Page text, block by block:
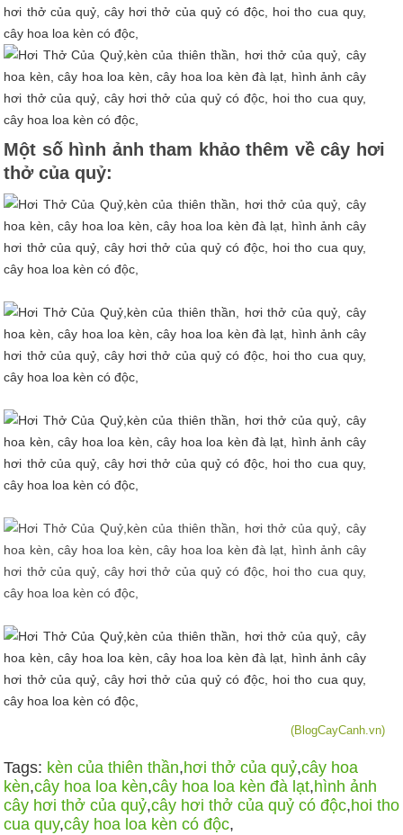
Một số hình ảnh tham khảo thêm về cây hơi
thở của quỷ:
(BlogCayCanh.vn)
Tags: kèn của thiên thần,hơi thở của quỷ,cây hoa
kèn,cây hoa loa kèn,cây hoa loa kèn đà lạt,hình ảnh
cây hơi thở của quỷ,cây hơi thở của quỷ có độc,hoi tho
cua quy,cây hoa loa kèn có độc,